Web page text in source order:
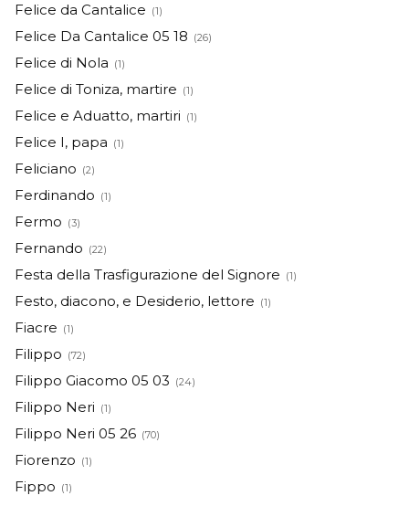
Felice da Cantalice (1)
Felice Da Cantalice 05 18 (26)
Felice di Nola (1)
Felice di Toniza, martire (1)
Felice e Aduatto, martiri (1)
Felice I, papa (1)
Feliciano (2)
Ferdinando (1)
Fermo (3)
Fernando (22)
Festa della Trasfigurazione del Signore (1)
Festo, diacono, e Desiderio, lettore (1)
Fiacre (1)
Filippo (72)
Filippo Giacomo 05 03 (24)
Filippo Neri (1)
Filippo Neri 05 26 (70)
Fiorenzo (1)
Fippo (1)